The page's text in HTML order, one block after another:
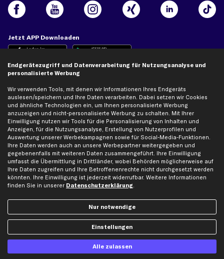
Jetzt APP Downloaden
kfzteile24 Newsletter
Alle Angebote, Rabatte & Specials.
Ich möchte über aktuelle Vorteile und Angebote im Shop informiert werden und
willige in die
Datenschutzerklärung ein. Eine Abmeldung ist jederzeit möglich.
Zahlungsarten
Rechnung Lastschrift Kreditkarte
Versand
Endgerätezugriff und Datenverarbeitung für Nutzungsanalyse und
personalisierte Werbung
Wir verwenden Tools, mit denen wir Informationen Ihres Endgeräts
auslesen/speichern und Ihre Daten verarbeiten. Dabei setzen wir Cookies
und ähnliche Technologien ein, um Ihnen personalisierte Werbung
anzuzeigen und nicht-personalisierte Werbung zu schalten. Mit Ihrer
Einwilligung nutzen wir Tools für die Personalisierung von Inhalten und
Anzeigen, für die Nutzungsanalyse, Erstellung von Nutzerprofilen und
Auswertung unserer Werbekampagnen sowie für Social-Media-Funktionen.
Ihre Daten werden auch an unsere Werbepartner weitergegeben und
gegebenenfalls mit weiteren Daten zusammengeführt. Ihre Einwilligung
umfasst die Übermittlung in Drittländer, wobei Behörden möglicherweise auf
Ihre Daten zugreifen und Ihre Betroffenenrechte nicht durchgesetzt werden
könnten. Ihre Einwilligung ist jederzeit widerrufbar. Weitere Informationen
finden Sie in unserer Datenschutzerklärung.
Nur notwendige
Einstellungen
Alle zulassen